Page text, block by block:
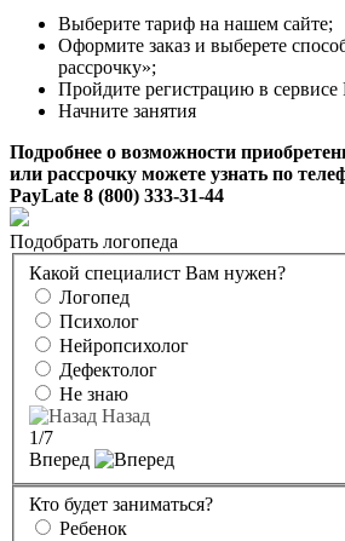
Выберите тариф на нашем сайте;
Оформите заказ и выберете
рассрочку»;
Пройдите регистрацию в
Начните занятия
Подробнее о возможности
или рассрочку можете узнать по
PayLate 8 (800) 333-31-44
Подобрать логопеда
Какой специалист Вам нужен?
Логопед
Психолог
Нейропсихолог
Дефектолог
Не знаю
Назад
1/7
Вперед
Кто будет заниматься?
Ребенок